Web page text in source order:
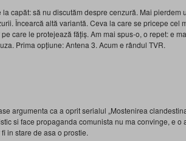
capăt: să nu discutăm despre cenzură. Mai pierdem
Încearcă altă variantă. Ceva la care se pricepe cel
care le protejează fățiș. Am mai spus-o, o repet: e
Prima opțiune: Antena 3. Acum e rândul TVR.
argumenta ca a oprit serialul „Mostenirea
si face propaganda comunista nu ma convinge, e o
in stare de asa o prostie.